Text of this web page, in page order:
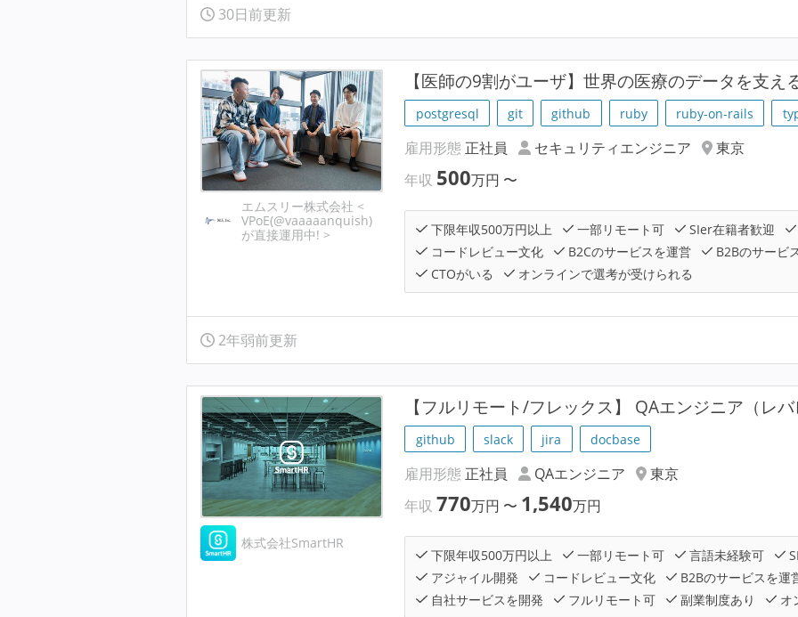
30日前更新
エムスリー株式会社 <
VPoE(@vaaaaanquish)
が直接運用中! >
【医師の9割がユーザ】世界の医療のデータを支
postgresql git github ruby ruby-on-rails
雇用形態 正社員 セキュリティエンジニア
東京
年収 500万円 〜
下限年収500万円以上 一部リモート可 SIer在籍者歓迎
コードレビュー文化
B2Cのサービスを運営
B2Bのサービ
CTOがいる
オンラインで選考が受けられる
2年弱前更新
株式会社SmartHR
【フルリモート/フレックス】 QAエンジニア（レ
github slack jira docbase
雇用形態 正社員 QAエンジニア
東京
年収770万円 〜 1,540万円
下限年収500万円以上 一部リモート可 言語未経験可
アジャイル開発
コードレビュー文化
B2Bのサービスを運
自社サービスを開発
フルリモート可 副業制度あり オ